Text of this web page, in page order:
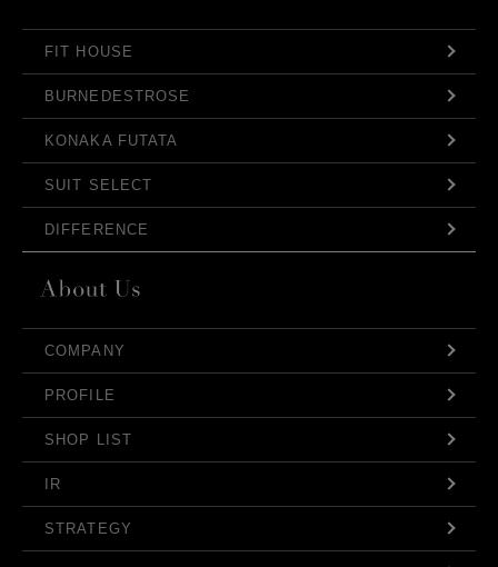
FIT HOUSE
BURNEDESTROSE
KONAKA FUTATA
SUIT SELECT
DIFFERENCE
COMPANY
PROFILE
SHOP LIST
IR
STRATEGY